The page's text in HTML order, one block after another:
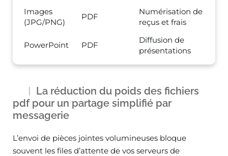
Images
(JPG/PNG)
PDF
Numérisation de
reçus et frais
PowerPoint PDF
Diffusion de
présentations
La réduction du poids des fichiers
pdf pour un partage simplifié par
messagerie
L’envoi de pièces jointes volumineuses bloque
souvent les files d’attente de vos serveurs de